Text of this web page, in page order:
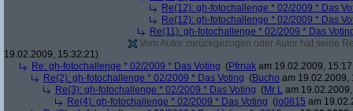
Re(12): gh-fotochallenge * 02/2009 * Das
Re(12): gh-fotochallenge * 02/2009 * Das
Re(11): gh-fotochallenge * 02/2009 * Das
Vom Autor zurückgezogen oder Autor hat seine
19.02.2009, 15:32:21)
Re: gh-fotochallenge * 02/2009 * Das Voting (Pfrnak am 19.02.2009,
Re(2): gh-fotochallenge * 02/2009 * Das Voting (Bucho am 19.02.2009,
Re(3): gh-fotochallenge * 02/2009 * Das Voting (Mr L am
Re(4): gh-fotochallenge * 02/2009 * Das Voting (jo0815 am